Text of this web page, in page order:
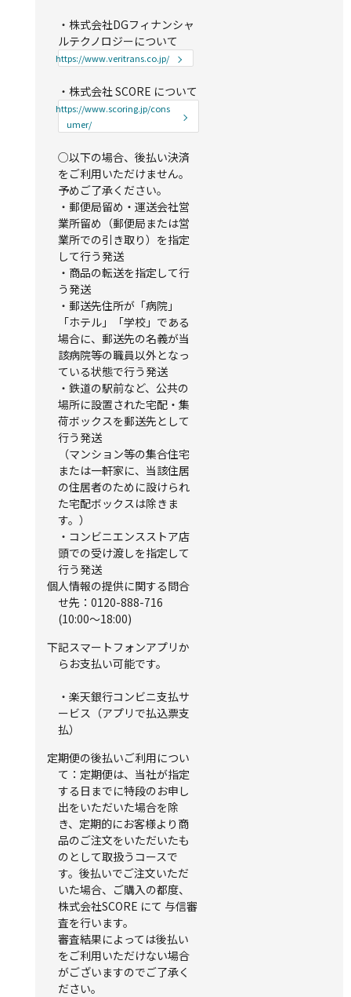
・株式会社DGフィナンシャ
ルテクノロジーについて
https://www.veritrans.co.jp/
・株式会社 SCORE について
https://www.scoring.jp/cons
umer/
○以下の場合、後払い決済
をご利用いただけません。
予めご了承ください。
・郵便局留め・運送会社営
業所留め（郵便局または営
業所での引き取り）を指定
して行う発送
・商品の転送を指定して行
う発送
・郵送先住所が「病院」
「ホテル」「学校」である
場合に、郵送先の名義が当
該病院等の職員以外となっ
ている状態で行う発送
・鉄道の駅前など、公共の
場所に設置された宅配・集
荷ボックスを郵送先として
行う発送
（マンション等の集合住宅
または一軒家に、当該住居
の住居者のために設けられ
た宅配ボックスは除きま
す。）
・コンビニエンスストア店
頭での受け渡しを指定して
行う発送
個人情報の提供に関する問合
せ先：0120-888-716
(10:00～18:00)
下記スマートフォンアプリか
らお支払い可能です。
・楽天銀行コンビニ支払サ
ービス（アプリで払込票支
払）
定期便の後払いご利用につい
て：定期便は、当社が指定
する日までに特段のお申し
出をいただいた場合を除
き、定期的にお客様より商
品のご注文をいただいたも
のとして取扱うコースで
す。後払いでご注文いただ
いた場合、ご購入の都度、
株式会社SCORE にて 与信審
査を行います。
審査結果によっては後払い
をご利用いただけない場合
がございますのでご了承く
ださい。